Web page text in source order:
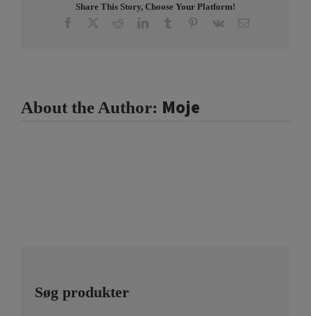
Share This Story, Choose Your Platform!
Facebook RedditLinkedInTumblr Pinterest
Vk Email
About the Author: Moje
Søg produkter